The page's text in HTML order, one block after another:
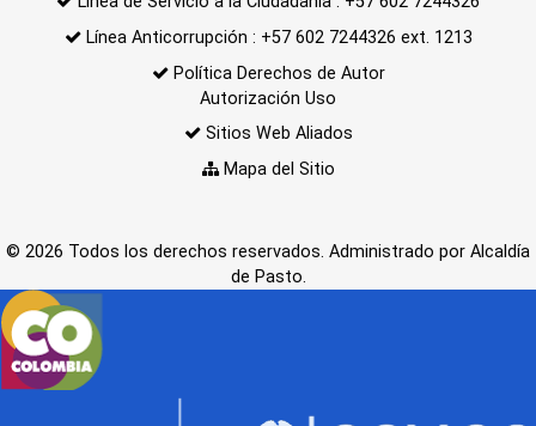
Línea Anticorrupción : +57 602 7244326 ext. 1213
Política Derechos de Autor
Autorización Uso
Sitios Web Aliados
Mapa del Sitio
© 2026 Todos los derechos reservados. Administrado por Alcaldía
de Pasto.